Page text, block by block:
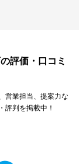
評価・口コミ
営業担当、提案力な
評判を掲載中！